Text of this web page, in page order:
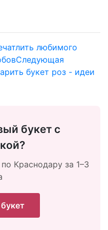
любимого
Следующая
букет роз - идеи
букет с
Краснодару за 1–3